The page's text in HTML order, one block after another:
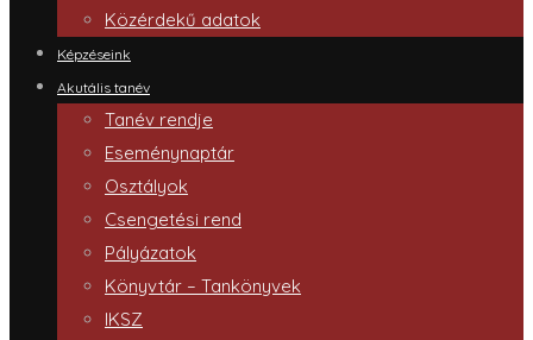
Közérdekű adatok
Képzéseink
Akutális tanév
Tanév rendje
Eseménynaptár
Osztályok
Csengetési rend
Pályázatok
Könyvtár – Tankönyvek
IKSZ